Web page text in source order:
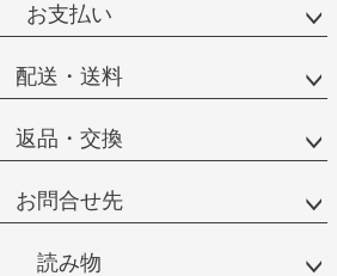
お支払い
配送・送料
返品・交換
お問合せ先
読み物